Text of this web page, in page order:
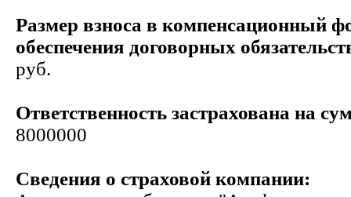
Размер взноса в компенсационный
обеспечения договорных
руб.
Ответственность застрахована на
8000000
Сведения о страховой компании: